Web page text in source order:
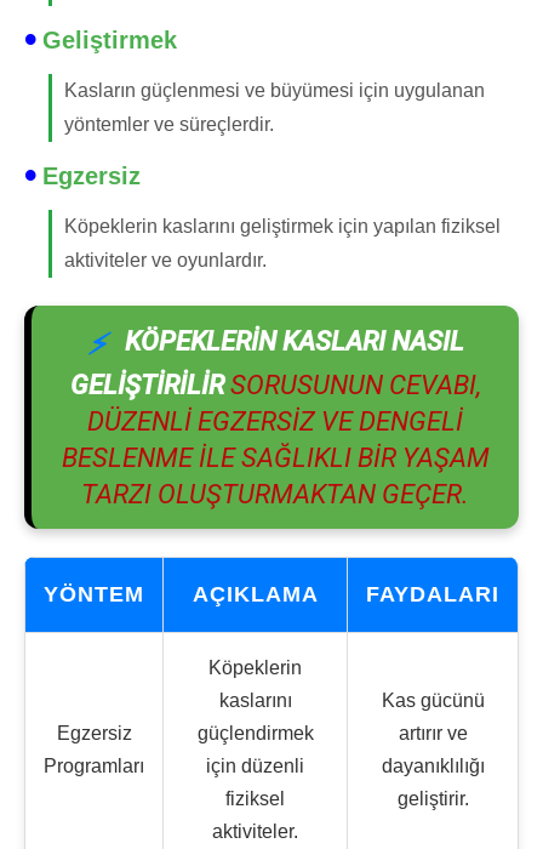
Geliştirmek
Kasların güçlenmesi ve büyümesi için uygulanan
yöntemler ve süreçlerdir.
Egzersiz
Köpeklerin kaslarını geliştirmek için yapılan fiziksel
aktiviteler ve oyunlardır.
KÖPEKLERIN KASLARI NASIL
GELIŞTIRILIRSORUSUNUN CEVABI,
DÜZENLI EGZERSIZ VE DENGELI
BESLENME ILE SAĞLIKLI BIR YAŞAM
TARZI OLUŞTURMAKTAN GEÇER.
YÖNTEM AÇIKLAMA FAYDALARI
Egzersiz
Programları
Köpeklerin
kaslarını
güçlendirmek
için düzenli
fiziksel
aktiviteler.
Kas gücünü
artırır ve
dayanıklılığı
geliştirir.